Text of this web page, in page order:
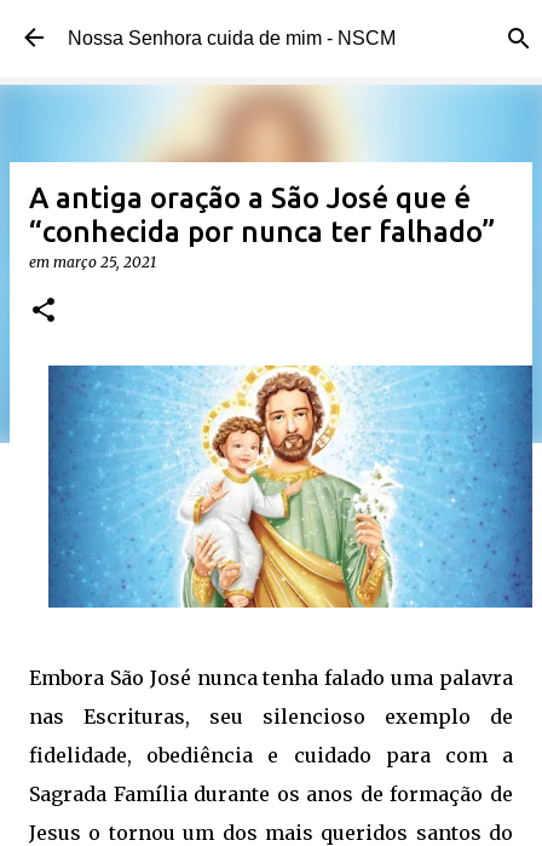
Pular para o conteúdo principal
Nossa Senhora cuida de mim - NSCM
A antiga oração a São José que é
“conhecida por nunca ter falhado”
em março 25, 2021
Embora São José nunca tenha falado uma palavra
nas Escrituras, seu silencioso exemplo de
fidelidade, obediência e cuidado para com a
Sagrada Família durante os anos de formação de
Jesus o tornou um dos mais queridos santos do